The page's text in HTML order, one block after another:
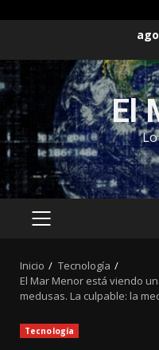
contenido
El
MENÚ
Inicio
Tecnología
El Mar Menor está viendo
medusas. La culpable: la
Tecnología